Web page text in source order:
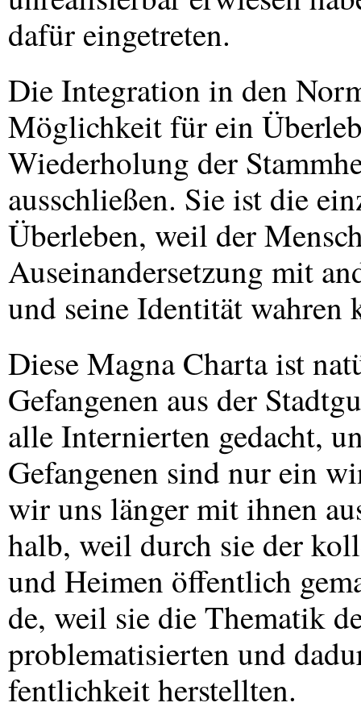
dafür eingetreten.
Die Integration in den
Möglichkeit für ein
Wiederholung der
ausschließen. Sie ist die
Überleben, weil der
Auseinandersetzung mit
und seine Identität wahren
Diese Magna Charta ist
Gefangenen aus der
alle Internierten gedacht,
Gefangenen sind nur ein
wir uns länger mit ihnen
halb, weil durch sie der
und Heimen öffentlich
de, weil sie die Thematik
problematisierten und
fentlichkeit herstellten.